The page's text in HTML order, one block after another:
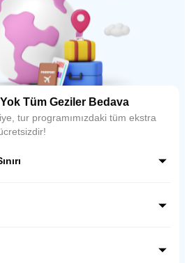
Tüm Geziler Bedava
tur programımızdaki tüm ekstra
DMZ’de rehber eşliğinde özel bir
Kubbesi’ni ziyaret ederek